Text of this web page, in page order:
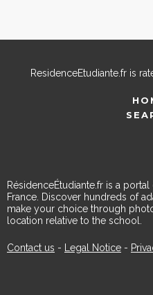
ResidenceEtudiante.fr is
RésidenceÉtudiante.fr is a
France. Discover hundreds of
make your choice through
location relative to the school.
Contact us - Legal Notice -